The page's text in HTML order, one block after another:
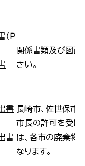
Ｐ
関係書類及び図面
さい。
書
書
長崎市、佐世保市
市長の許可を受け
は、各市の廃棄物
なります。